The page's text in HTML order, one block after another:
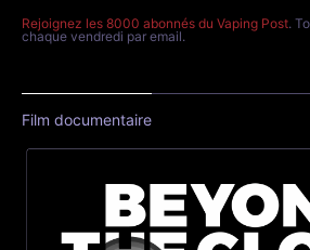
Rejoignez les 8000 abonnés du Vaping Post.
chaque vendredi par email.
Film documentaire